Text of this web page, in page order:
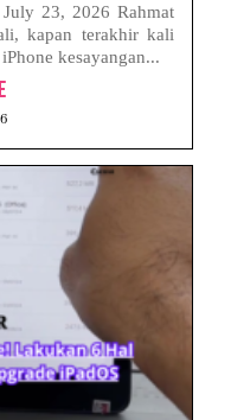
July 23, 2026 Rahmat
kapan terakhir kali
kesayangan...